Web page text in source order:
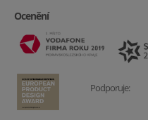
Ocenění
Podporuje: